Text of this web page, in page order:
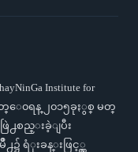
Institute for
ထုတ္ေ၀ရန္ ၂၀၁၅ခုႏွစ္ မတ္
႕စည္းခဲ့ျပီး
႕၌ ရံုးခန္းဖြင့္လွ